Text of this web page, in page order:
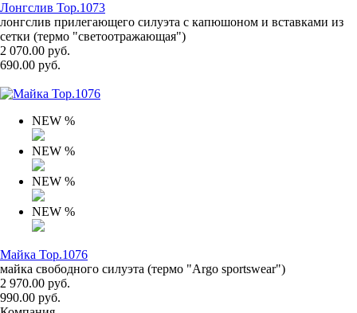
Лонгслив Top.1073
лонгслив прилегающего силуэта с капюшоном и вставками из
сетки (термо "светоотражающая")
2 070.00 руб.
690.00 руб.
NEW %
NEW %
NEW %
NEW %
Майка Top.1076
майка свободного силуэта (термо "Argo sportswear")
2 970.00 руб.
990.00 руб.